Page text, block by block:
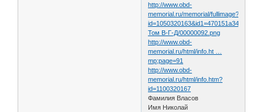
http://www.obd-
memorial.ru/memorial/fullimage?
Том В-Г-Д/00000092.png
http://www.obd-
memorial.ru/html/info.ht …
mp;page=91
http://www.obd-
memorial.ru/html/info.htm?
id=1100320167
Фамилия Власов
Имя Николай